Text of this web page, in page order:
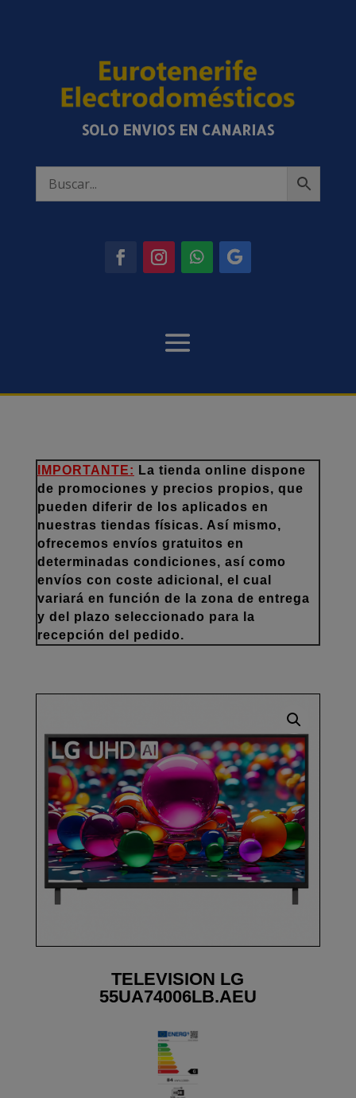
SOLO ENVIOS EN CANARIAS
IMPORTANTE: La tienda online dispone
de promociones y precios propios, que
pueden diferir de los aplicados en
nuestras tiendas físicas. Así mismo,
ofrecemos envíos gratuitos en
determinadas condiciones, así como
envíos con coste adicional, el cual
variará en función de la zona de entrega
y del plazo seleccionado para la
recepción del pedido.
TELEVISION LG
55UA74006LB.AEU